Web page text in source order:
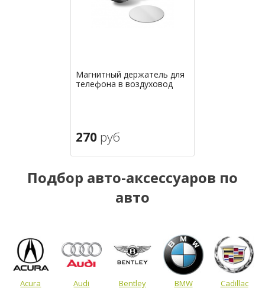
Магнитный держатель для
телефона в воздуховод
270 руб
Подбор авто-аксессуаров по
авто
Acura Audi Bentley BMW Cadillac